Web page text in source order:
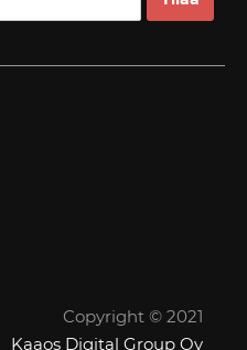
Copyright © 2021
Kaaos Digital Group Oy